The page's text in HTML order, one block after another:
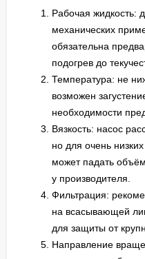
Рабочая жидкость:
механических
обязательна
подогрев до
Температура: не
возможен
необходимости
Вязкость: насос
но для очень
может падать
у производителя.
Фильтрация:
на всасывающей
для защиты от
Направление